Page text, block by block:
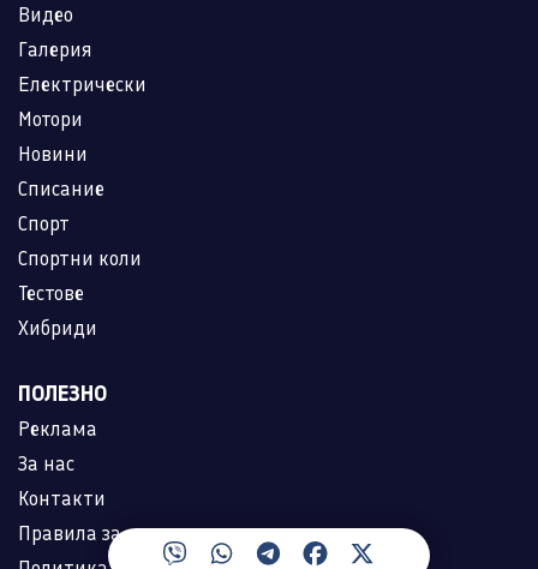
Видео
Галерия
Електрически
Мотори
Новини
Списание
Спорт
Спортни коли
Тестове
Хибриди
ПОЛЕЗНО
Реклама
За нас
Контакти
Правила за ползване